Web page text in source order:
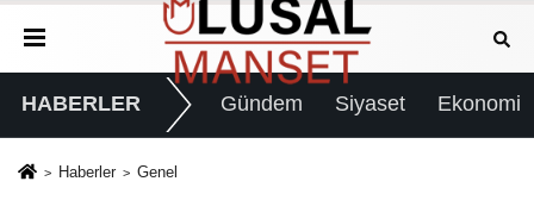
HABERLER Gündem Siyaset Ekonomi
Haberler Genel